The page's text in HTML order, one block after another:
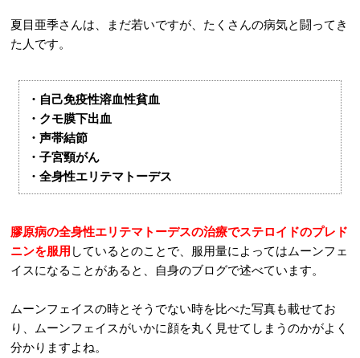
夏目亜季さんは、まだ若いですが、たくさんの病気と闘ってき
た人です。
・自己免疫性溶血性貧血
・クモ膜下出血
・声帯結節
・子宮頸がん
・全身性エリテマトーデス
膠原病の全身性エリテマトーデスの治療でステロイドのプレド
ニンを服用 しているとのことで、服用量によってはムーンフェ
イスになることがあると、自身のブログで述べています。
ムーンフェイスの時とそうでない時を比べた写真も載せてお
り、ムーンフェイスがいかに顔を丸く見せてしまうのかがよく
分かりますよね。